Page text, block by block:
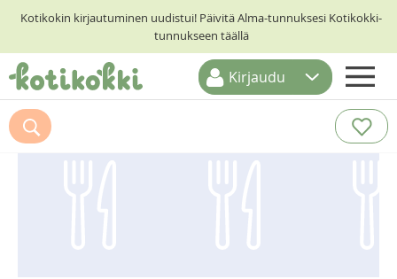
Kotikokin kirjautuminen uudistui! Päivitä Alma-tunnuksesi Kotikokki-
tunnukseen täällä
ETUSIVU
RESEPTIHAKU
Kirjaudu
Suosittelemme myös